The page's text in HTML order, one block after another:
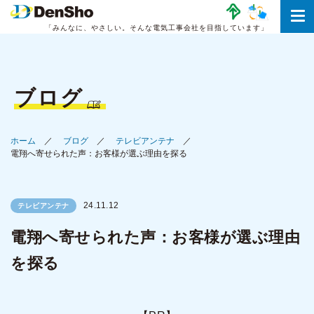
「みんなに、やさしい。 そんな電気工事会社を目指しています」
ブログ
ホーム ブログ
テレビアンテナ
電翔へ寄せられた声：お客様が選ぶ理由を探る
テレビアンテナ 24.11.12
電翔へ寄せられた声：お客様が選ぶ理由
を探る